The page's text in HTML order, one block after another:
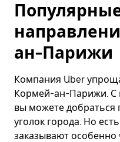
календарю
и
выбрать
дату.
Чтобы
закрыть
нажмите
Esc.
ан-Парижи
Компания Uber
Кормей-ан-Парижи.
вы можете добраться
уголок города. Но
заказывают особенно